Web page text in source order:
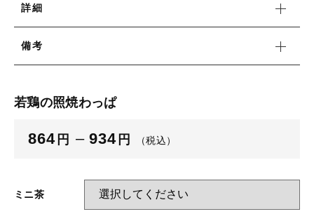
詳細
備考
若鶏の照焼わっぱ
864 円 – 934 円 （税込）
ミニ茶
パン各種
軽食
キッズメニュー
ぶぶ漬け
おにぎり各種
ポーク玉子おにぎり
軽食